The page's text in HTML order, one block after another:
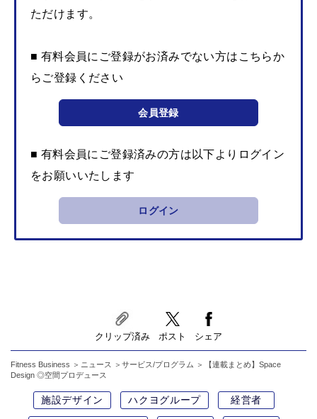
ただけます。
■ 有料会員にご登録がお済みでない方はこちらか
らご登録ください
会員登録
■ 有料会員にご登録済みの方は以下よりログイン
をお願いいたします
ログイン
クリップ済み ポスト シェア
Fitness Business ニュース サービス/プログラム
【連載まとめ】Space
Design ◎空間プロデュース
施設デザイン ハクヨグループ 経営者